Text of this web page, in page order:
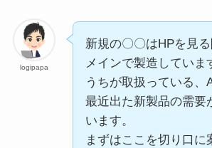
logipapa
新規の〇〇はHPを見
メインで製造していま
うちが取扱っている、
最近出た新製品の需要
います。
まずはここを切り口に